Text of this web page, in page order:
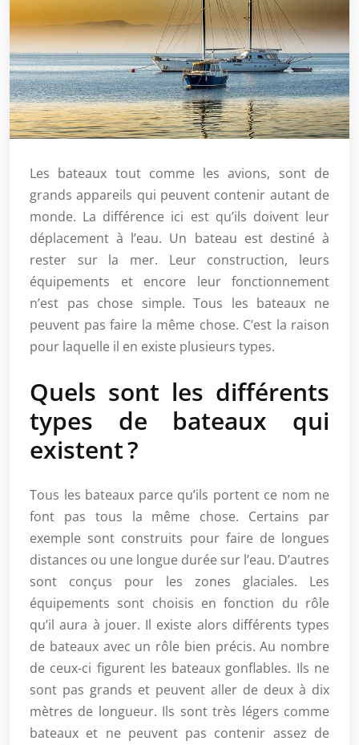
Les bateaux tout comme les avions, sont de
grands appareils qui peuvent contenir autant de
monde. La différence ici est qu’ils doivent leur
déplacement à l’eau. Un bateau est destiné à
rester sur la mer. Leur construction, leurs
équipements et encore leur fonctionnement
n’est pas chose simple. Tous les bateaux ne
peuvent pas faire la même chose. C’est la raison
pour laquelle il en existe plusieurs types.
Quels sont les différents
types de bateaux qui
existent ?
Tous les bateaux parce qu’ils portent ce nom ne
font pas tous la même chose. Certains par
exemple sont construits pour faire de longues
distances ou une longue durée sur l’eau. D’autres
sont conçus pour les zones glaciales. Les
équipements sont choisis en fonction du rôle
qu’il aura à jouer. Il existe alors différents types
de bateaux avec un rôle bien précis. Au nombre
de ceux-ci figurent les bateaux gonflables. Ils ne
sont pas grands et peuvent aller de deux à dix
mètres de longueur. Ils sont très légers comme
bateaux et ne peuvent pas contenir assez de